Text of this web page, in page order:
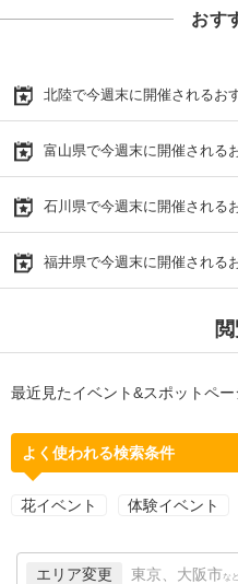
おす
北陸で今週末に開催されるお
富山県で今週末に開催される
石川県で今週末に開催される
福井県で今週末に開催される
最近見たイベント&スポットペー
よく使われる検索条件
花イベント 体験イベント
エリア変更 東京、大阪市 な